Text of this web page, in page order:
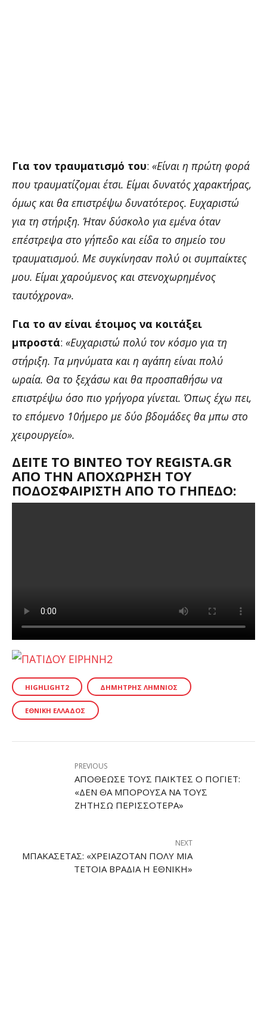
Για τον τραυματισμό του: «Είναι η πρώτη φορά
που τραυματίζομαι έτσι. Είμαι δυνατός χαρακτήρας,
όμως και θα επιστρέψω δυνατότερος. Ευχαριστώ
για τη στήριξη. Ήταν δύσκολο για εμένα όταν
επέστρεψα στο γήπεδο και είδα το σημείο του
τραυματισμού. Με συγκίνησαν πολύ οι συμπαίκτες
μου. Είμαι χαρούμενος και στενοχωρημένος
ταυτόχρονα».
Για το αν είναι έτοιμος να κοιτάξει
μπροστά: «Ευχαριστώ πολύ τον κόσμο για τη
στήριξη. Τα μηνύματα και η αγάπη είναι πολύ
ωραία. Θα το ξεχάσω και θα προσπαθήσω να
επιστρέψω όσο πιο γρήγορα γίνεται. Όπως έχω πει,
το επόμενο 10ήμερο με δύο βδομάδες θα μπω στο
χειρουργείο».
ΔΕΊΤΕ ΤΟ ΒΊΝΤΕΟ ΤΟΥ REGISTA.GR
ΑΠΌ ΤΗΝ ΑΠΟΧΏΡΗΣΗ ΤΟΥ
ΠΟΔΟΣΦΑΙΡΙΣΤΉ ΑΠΌ ΤΟ ΓΉΠΕΔΟ:
HIGHLIGHT2 ΔΗΜΉΤΡΗΣ ΛΗΜΝΙΌΣ
ΕΘΝΙΚΉ ΕΛΛΆΔΟΣ
PREVIOUS
ΑΠΟΘΈΩΣΕ ΤΟΥΣ ΠΑΊΚΤΕΣ Ο ΠΟΓΙΈΤ:
«ΔΕΝ ΘΑ ΜΠΟΡΟΎΣΑ ΝΑ ΤΟΥΣ
ΖΗΤΉΣΩ ΠΕΡΙΣΣΌΤΕΡΑ»
NEXT
ΜΠΑΚΑΣΈΤΑΣ: «XΡΕΙΑΖΌΤΑΝ ΠΟΛΎ ΜΙΑ
ΤΈΤΟΙΑ ΒΡΑΔΙΆ Η ΕΘΝΙΚΉ»